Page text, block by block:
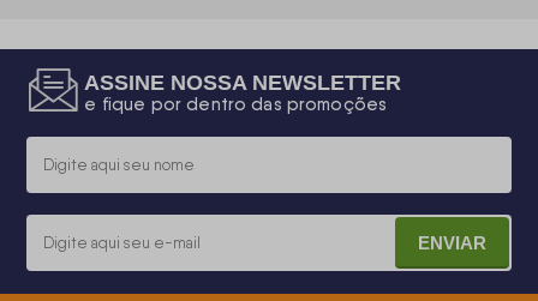
ASSINE NOSSA NEWSLETTER
e fique por dentro das promoções
ENVIAR